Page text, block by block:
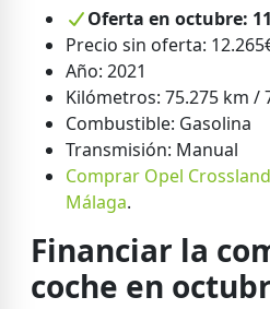
Oferta en octubre:
Precio sin oferta:
Año: 2021
Kilómetros: 75.275 km /
Combustible: Gasolina
Transmisión: Manual
Comprar Opel
Málaga.
Financiar la
coche en